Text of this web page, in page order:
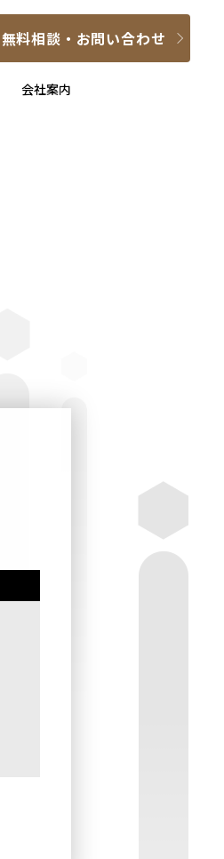
無料相談・お問い合わせ
会社案内